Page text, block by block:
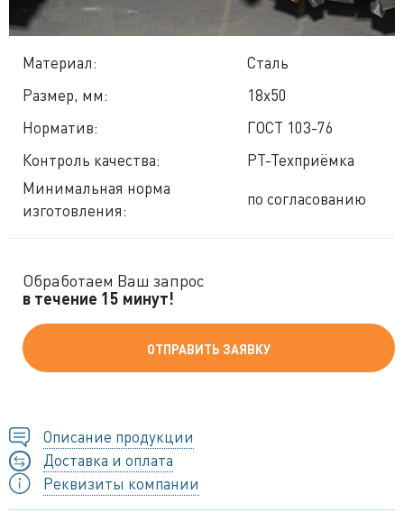
Материал:
Сталь
Размер, мм:
18x50
Норматив:
ГОСТ 103-76
Контроль качества:
РТ-Техприёмка
Минимальная норма
изготовления:
по согласованию
Обработаем Ваш запрос
в течение 15 минут!
ОТПРАВИТЬ ЗАЯВКУ
Описание продукции
Доставка и оплата
Реквизиты компании